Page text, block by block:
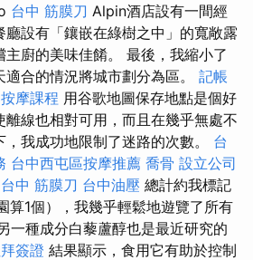
台中 筋膜刀 Alpin酒店設有一間經
設有「鑲嵌在綠樹之中」的寬敞露
主廚的美味佳餚。 最後，我縮小了
合的情況將城市劃分為區。 記帳
按摩課程 用谷歌地圖保存地點是個好
離線也相對可用，而且在幾乎無處不
我成功地限制了迷路的次數。 台
台中西屯區按摩推薦 喬骨 設立公司
台中 筋膜刀 台中油壓 總計約我標記
算1個），我幾乎輕鬆地遊覽了所有
一種成分白藜蘆醇也是最近研究的
簽證 結果顯示，食用它有助於控制